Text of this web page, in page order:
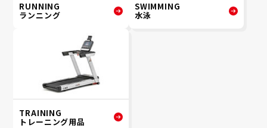
RUNNING
ランニング
SWIMMING
水泳
TRAINING
トレーニング用品